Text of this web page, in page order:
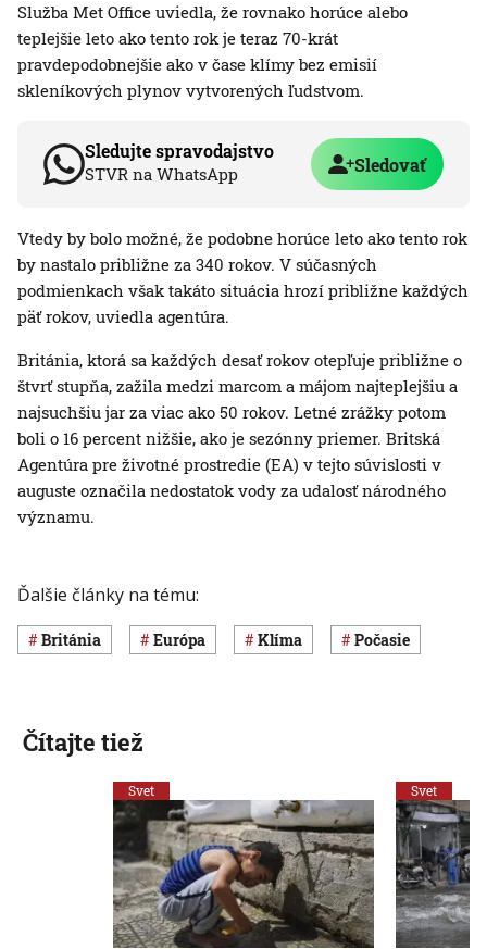
Služba Met Office uviedla, že rovnako horúce alebo
teplejšie leto ako tento rok je teraz 70-krát
pravdepodobnejšie ako v čase klímy bez emisií
skleníkových plynov vytvorených ľudstvom.
Sledujte spravodajstvo
STVR na WhatsApp Sledovať
Vtedy by bolo možné, že podobne horúce leto ako tento rok
by nastalo približne za 340 rokov. V súčasných
podmienkach však takáto situácia hrozí približne každých
päť rokov, uviedla agentúra.
Británia, ktorá sa každých desať rokov otepľuje približne o
štvrť stupňa, zažila medzi marcom a májom najteplejšiu a
najsuchšiu jar za viac ako 50 rokov. Letné zrážky potom
boli o 16 percent nižšie, ako je sezónny priemer. Britská
Agentúra pre životné prostredie (EA) v tejto súvislosti v
auguste označila nedostatok vody za udalosť národného
významu.
Ďalšie články na tému:
Británia Európa klíma Počasie
Čítajte tiež
Svet Svet